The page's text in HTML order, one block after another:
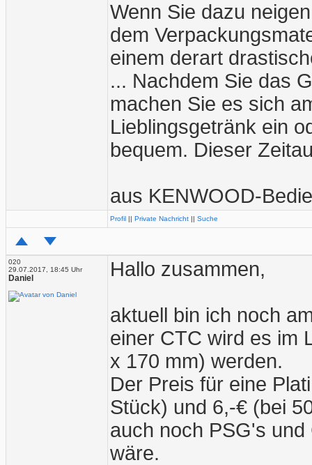
Wenn Sie dazu
dem
einem derart
... Nachdem Sie das
machen Sie es sich
Lieblingsgetränk ein
bequem. Dieser
aus KENWOOD-
Profil || Private Nachricht || Suche
020
29.07.2017, 18:45 Uhr
Daniel Hallo zusammen,
aktuell bin ich noch
einer CTC wird es im
x 170 mm) werden.
Der Preis für eine
Stück) und 6,-€ (bei
auch noch PSG's
wäre.